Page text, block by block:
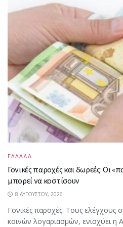
ΕΛΛΑΔΑ
Γονικές παροχές και δωρεές: Οι
μπορεί να κοστίσουν
8 ΑΥΓΟΎΣΤΟΥ, 2026
Γονικές παροχές: Τους ελέγχους
κοινών λογαριασμών, ενισχύει η